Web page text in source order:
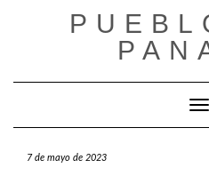
7 de mayo de 2023